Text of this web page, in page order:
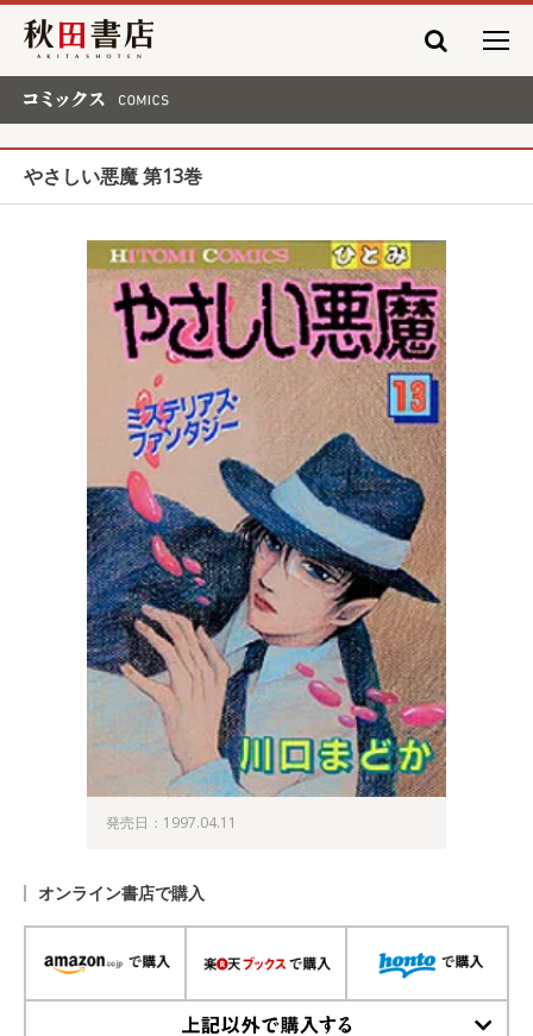
秋田書店
やさしい悪魔 第13巻
発売日：1997.04.11
オンライン書店で購入